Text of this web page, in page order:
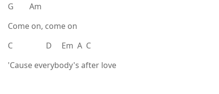
G Am
Come on, come on
C D Em A C
'Cause everybody's after love